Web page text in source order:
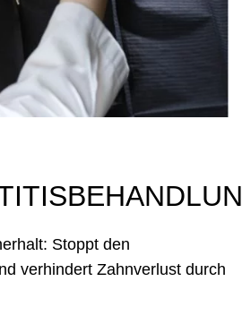
Stoppt den
verhindert Zahnverlust durch